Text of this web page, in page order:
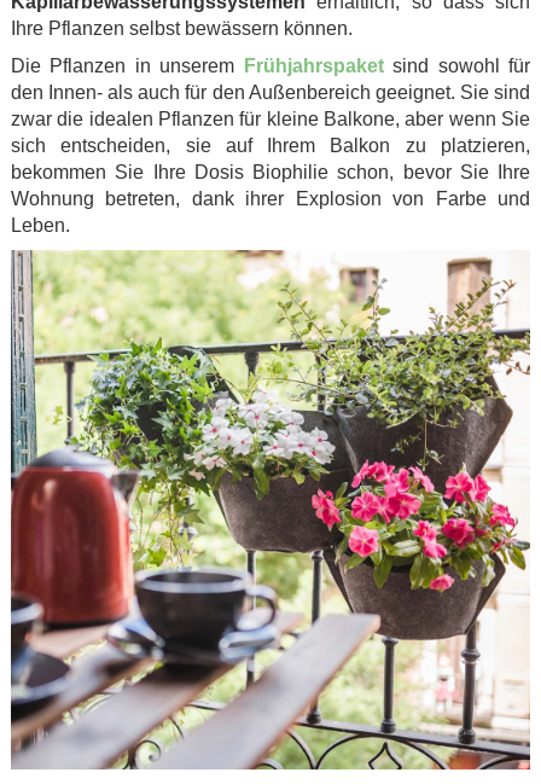
Ihre Pflanzen selbst bewässern können.
Die Pflanzen in unserem
Frühjahrspaketsind sowohl für
den Innen- als auch für den Außenbereich geeignet. Sie sind
zwar die idealen Pflanzen für kleine Balkone, aber wenn Sie
sich entscheiden, sie auf Ihrem Balkon zu platzieren,
bekommen Sie Ihre Dosis Biophilie schon, bevor Sie Ihre
Wohnung betreten, dank ihrer Explosion von Farbe und
Leben.